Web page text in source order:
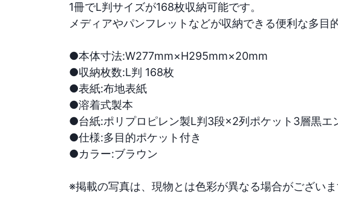
1冊でL判サイズが168枚収納可能です。
メディアやパンフレットなどが収納できる便利な多目
●本体寸法:W277mm×H295mm×20mm
●収納枚数:L判 168枚
●表紙:布地表紙
●溶着式製本
●台紙:ポリプロピレン製L判3段×2列ポケット3層黒エ
●仕様:多目的ポケット付き
●カラー:ブラウン
※掲載の写真は、現物とは色彩が異なる場合がございま